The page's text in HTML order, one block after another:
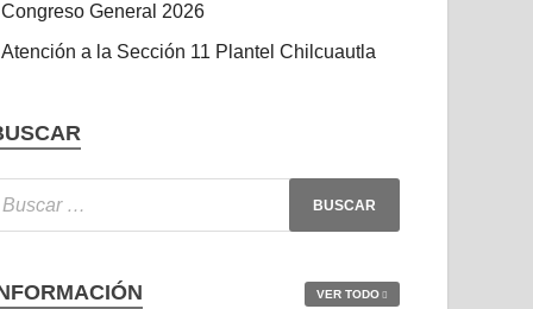
Congreso General 2026
Atención a la Sección 11 Plantel Chilcuautla
VER TODO